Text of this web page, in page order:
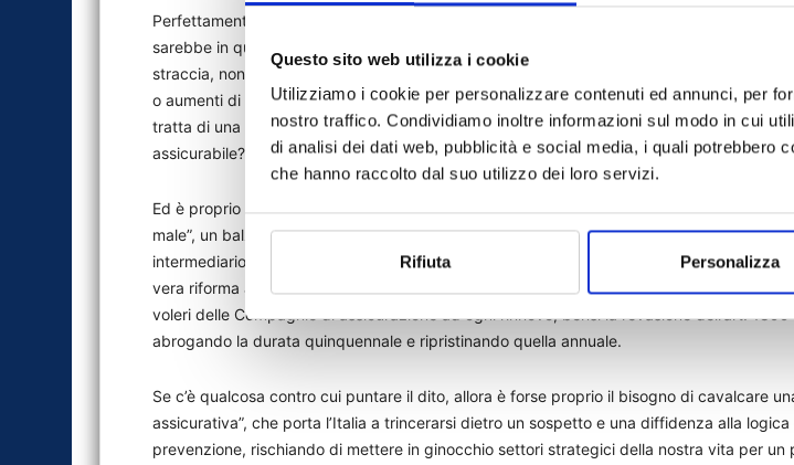
Questo sito web utilizza i cookie
Utilizziamo i cookie per personalizzare contenuti ed annunci, per
nostro traffico. Condividiamo inoltre informazioni sul modo in cui
di analisi dei dati web, pubblicità e social media, i quali potrebbero
che hanno raccolto dal suo utilizzo dei loro servizi.
Rifiuta Personalizza
Perfettamente corrispondente a quanto accade nel nostro mestiere. Quindi la senatrice
sarebbe in questi casi, il vantaggio per il cliente di ritrovarsi dopo un anno con un
straccia, non più rinnovabile alle medesime condizioni, ma a condizioni peggiorate con
o aumenti di premio, solo perché per quel rischio assicurato ha avuto nel corso dell’anno
tratta di una malattia o di un infortunio, un aggravamento del rischio che lo rende più
assicurabile?”.
Ed è proprio questo il punto: l’idea di colpire il concetto di contratto assicurativo tout
male”, un balzello, uno strumento per buggerare il popolo. In realtà la polizza
intermediario professionista costituisce la migliore difesa per una persona, una famiglia,
vera riforma a vantaggio dei consumatori non è certo la proroga nei rami danni non auto,
voleri delle Compagnie di assicurazione ad ogni rinnovo, bensì la revasione dell’art.
abrogando la durata quinquennale e ripristinando quella annuale.
Se c’è qualcosa contro cui puntare il dito, allora è forse proprio il bisogno di cavalcare
assicurativa”, che porta l’Italia a trincerarsi dietro un sospetto e una diffidenza alla logica
prevenzione, rischiando di mettere in ginocchio settori strategici della nostra vita per un